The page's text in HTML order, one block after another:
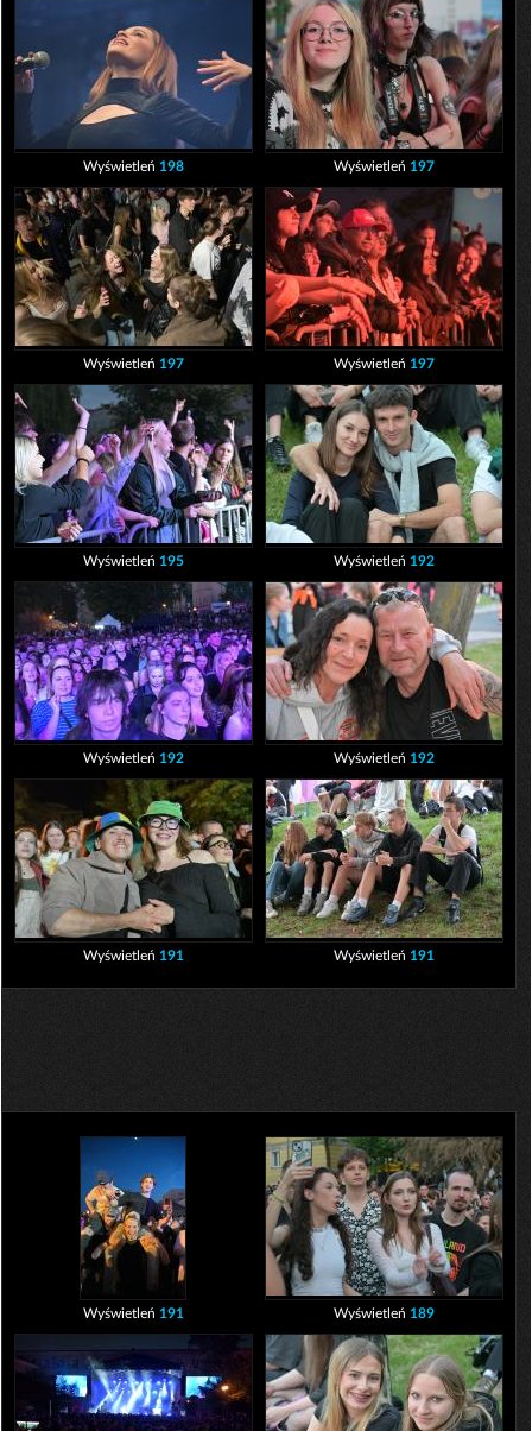
Wyświetleń 198 Wyświetleń 197
Wyświetleń 197 Wyświetleń 197
Wyświetleń 195 Wyświetleń 192
Wyświetleń 192 Wyświetleń 192
Wyświetleń 191 Wyświetleń 191
Wyświetleń 191 Wyświetleń 189